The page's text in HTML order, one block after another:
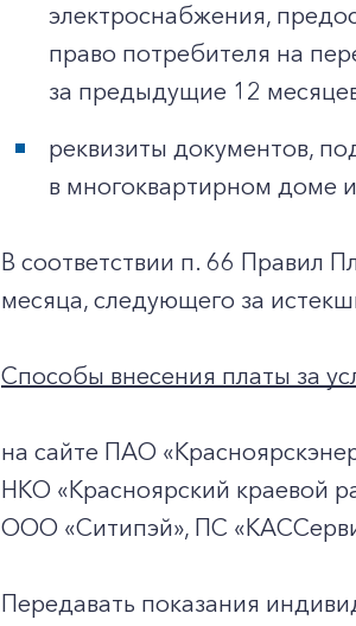
+7-800-700-24-
Частным
Корпоративным
электроснабжения,
право потребителя на
за предыдущие 12
реквизиты документов,
в многоквартирном доме
В соответствии п. 66 Правил
месяца, следующего за
Способы внесения платы за
на сайте ПАО
НКО «Красноярский краевой
ООО «Ситипэй», ПС
Передавать показания